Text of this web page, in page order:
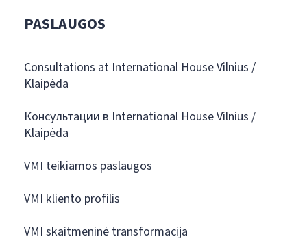
PASLAUGOS
Consultations at International House Vilnius /
Klaipėda
Консультации в International House Vilnius /
Klaipėda
VMI teikiamos paslaugos
VMI kliento profilis
VMI skaitmeninė transformacija